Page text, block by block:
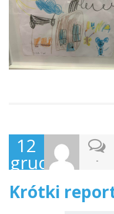
12
grudnia,
2024
-
Krótki